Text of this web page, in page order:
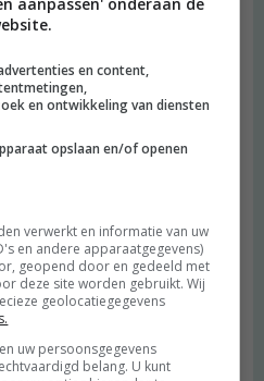
en content,
en ontwikkeling van diensten
opslaan en/of openen
verwerkt en informatie van uw
en andere apparaatgegevens)
geopend door en gedeeld met
deze site worden gebruikt. Wij
geolocatiegegevens
uw persoonsgegevens
belang. U kunt